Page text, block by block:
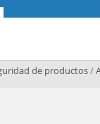
de productos/
compartir